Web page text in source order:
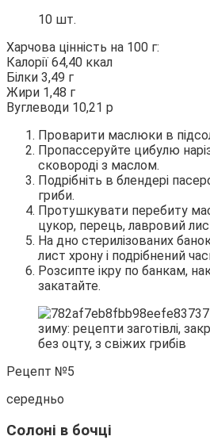
10 шт.
Харчова цінність на 100 г:
Калорії 64,40 ккал
Білки 3,49 г
Жири 1,48 г
Вуглеводи 10,21 р
Проварити маслюки в
Пропассеруйте цибулю
сковороді з маслом.
Подрібніть в блендері
гриби.
Протушкувати перебиту
цукор, перець, лавровий
На дно стерилізованих
лист хрону і подрібнений
Розсипте ікру по банкам,
закатайте.
Рецепт №5
середньо
Солоні в бочці